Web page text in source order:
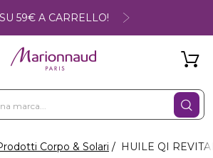
59€ A CARRELLO!
Corpo & Solari HUILE QI